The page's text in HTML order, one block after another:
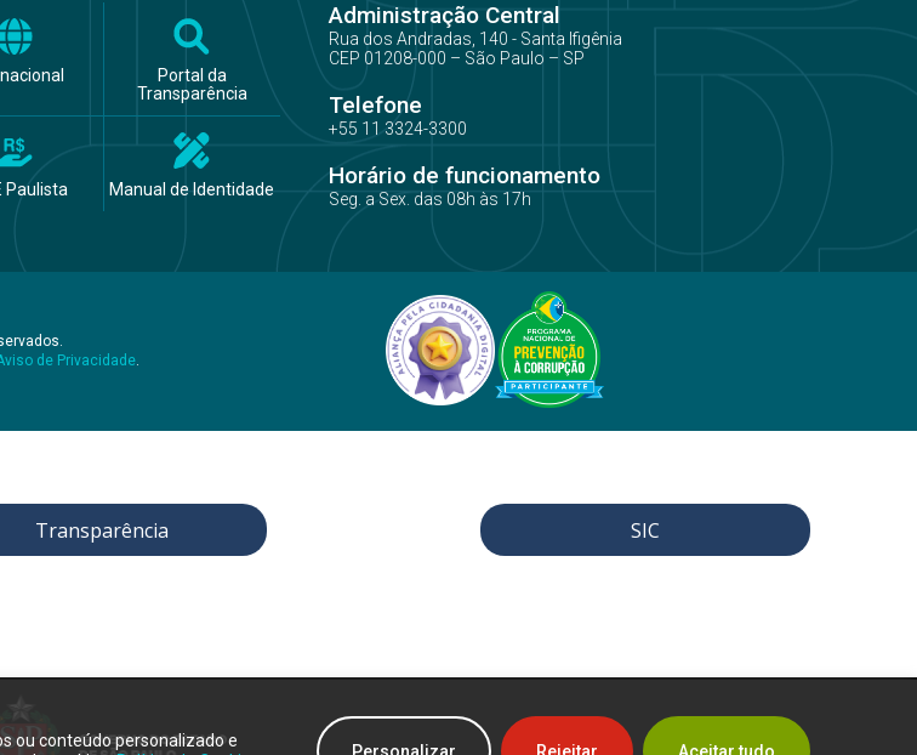
ou conteúdo personalizado e
Portal da
Transparência
Paulista Manual de Identidade
Administração Central
Rua dos Andradas, 140 - Santa Ifigênia
CEP 01208-000 – São Paulo – SP
Telefone
+55 11 3324-3300
Horário de funcionamento
Seg. a Sex. das 08h às 17h
de Privacidade
Transparência SIC